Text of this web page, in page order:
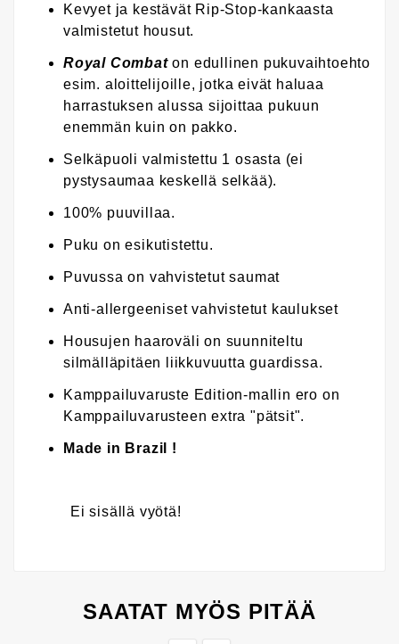
Kevyet ja kestävät Rip-Stop-kankaasta
valmistetut housut.
Royal Combaton edullinen pukuvaihtoehto
esim. aloittelijoille, jotka eivät haluaa
harrastuksen alussa sijoittaa pukuun
enemmän kuin on pakko.
Selkäpuoli valmistettu 1 osasta (ei
pystysaumaa keskellä selkää).
100% puuvillaa.
Puku on esikutistettu.
Puvussa on vahvistetut saumat
Anti-allergeeniset vahvistetut kaulukset
Housujen haaroväli on suunniteltu
silmälläpitäen liikkuvuutta guardissa.
Kamppailuvaruste Edition-mallin ero on
Kamppailuvarusteen extra "pätsit".
Made in Brazil !
Ei sisällä vyötä!
SAATAT MYÖS PITÄÄ